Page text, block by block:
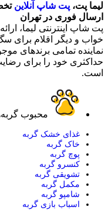
لیما پت، پت شاپ آنلاین
ارسال فوری در تهران
پت شاپ اینترنتی لیما،
خواب و دیگر اقلام برای
نماینده تمامی برندهای
حداکثری خود را برای
است.
محبوب
غذای خشک گربه
خاک گربه
پوچ گربه
کنسرو گربه
تشویقی گربه
مکمل گربه
شامپو گربه
اسباب بازی گربه